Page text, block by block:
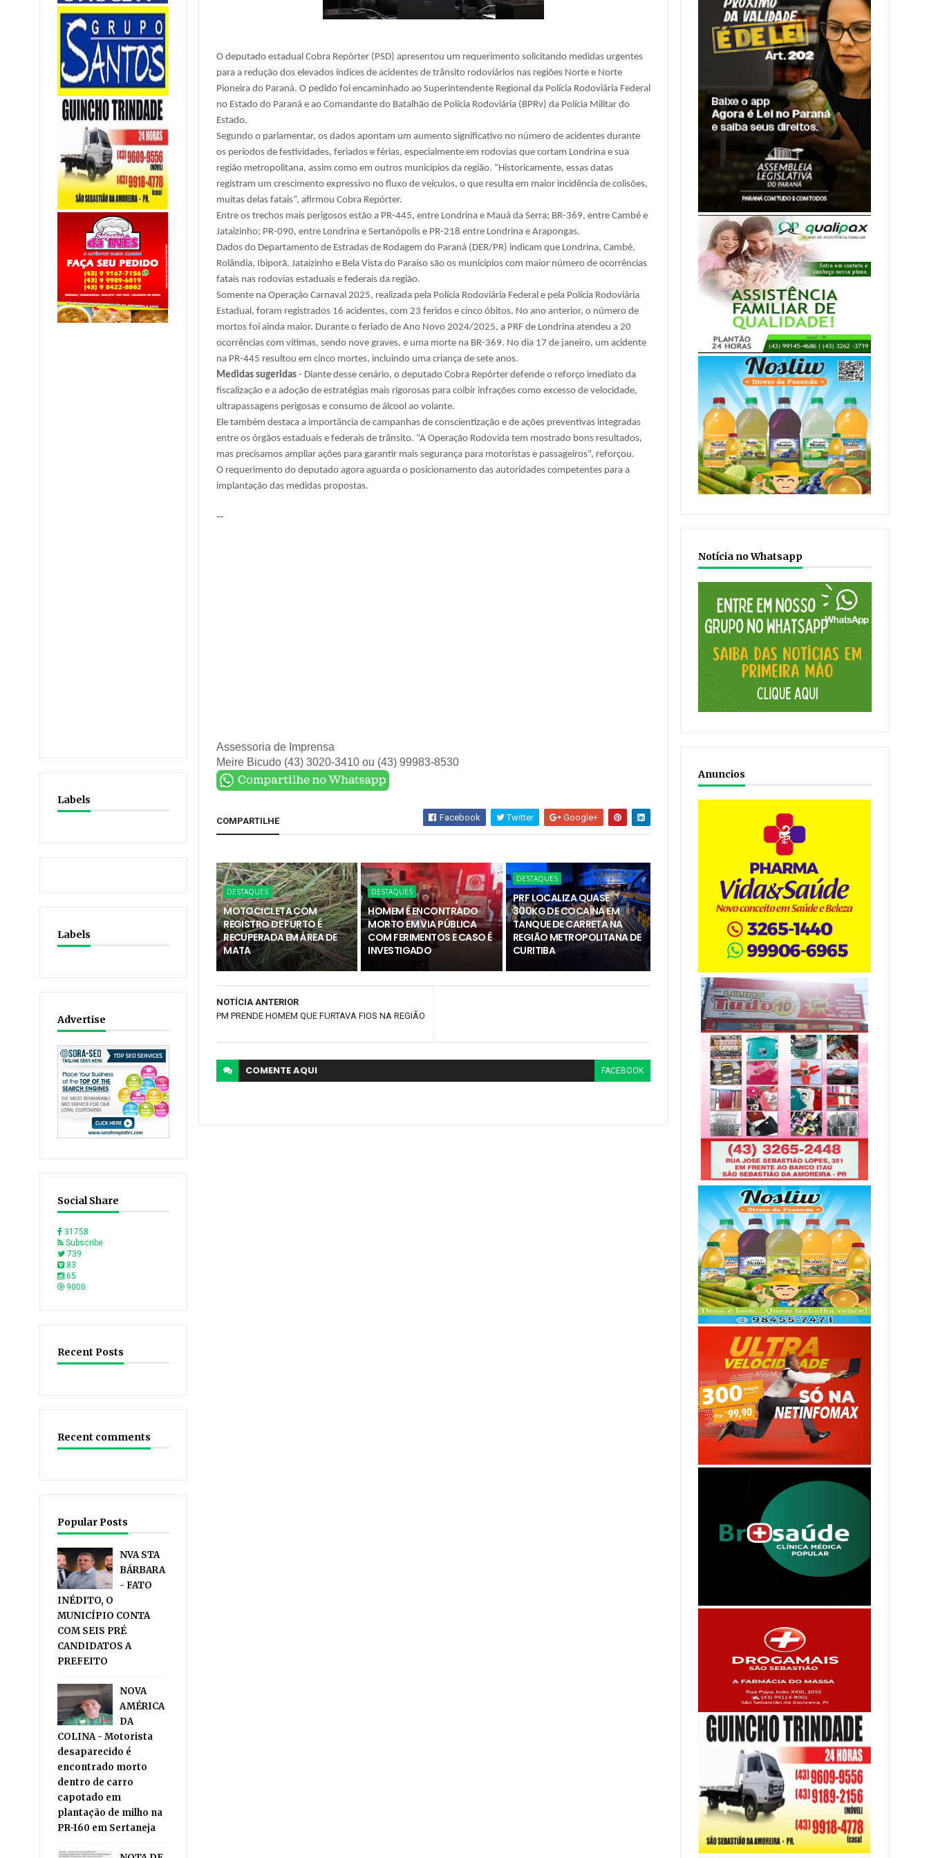
Labels
Labels
Advertise
Social Share
31758
Subscribe
739
83
65
9000
Recent Posts
Recent comments
Popular Posts
NVA STA
BÁRBARA
- FATO
INÉDITO, O
MUNICÍPIO CONTA
COM SEIS PRÉ
CANDIDATOS A
PREFEITO
NOVA
AMÉRICA
DA
COLINA - Motorista
desaparecido é
encontrado morto
dentro de carro
capotado em
plantação de milho na
PR-160 em Sertaneja
O deputado estadual Cobra Repórter (PSD) apresentou um requerimento solicitando medidas urgentes
para a redução dos elevados índices de acidentes de trânsito rodoviários nas regiões Norte e Norte
Pioneira do Paraná. O pedido foi encaminhado ao Superintendente Regional da Polícia Rodoviária Federal
no Estado do Paraná e ao Comandante do Batalhão de Polícia Rodoviária (BPRv) da Polícia Militar do
Estado.
Segundo o parlamentar, os dados apontam um aumento significativo no número de acidentes durante
os períodos de festividades, feriados e férias, especialmente em rodovias que cortam Londrina e sua
região metropolitana, assim como em outros municípios da região. “Historicamente, essas datas
registram um crescimento expressivo no fluxo de veículos, o que resulta em maior incidência de colisões,
muitas delas fatais”, afirmou Cobra Repórter.
Entre os trechos mais perigosos estão a PR-445, entre Londrina e Mauá da Serra; BR-369, entre Cambé e
Jataizinho; PR-090, entre Londrina e Sertanópolis e PR-218 entre Londrina e Arapongas.
Dados do Departamento de Estradas de Rodagem do Paraná (DER/PR) indicam que Londrina, Cambé,
Rolândia, Ibiporã, Jataizinho e Bela Vista do Paraíso são os municípios com maior número de ocorrências
fatais nas rodovias estaduais e federais da região.
Somente na Operação Carnaval 2025, realizada pela Polícia Rodoviária Federal e pela Polícia Rodoviária
Estadual, foram registrados 16 acidentes, com 23 feridos e cinco óbitos. No ano anterior, o número de
mortos foi ainda maior. Durante o feriado de Ano Novo 2024/2025, a PRF de Londrina atendeu a 20
ocorrências com vítimas, sendo nove graves, e uma morte na BR-369. No dia 17 de janeiro, um acidente
na PR-445 resultou em cinco mortes, incluindo uma criança de sete anos.
Medidas sugeridas- Diante desse cenário, o deputado Cobra Repórter defende o reforço imediato da
fiscalização e a adoção de estratégias mais rigorosas para coibir infrações como excesso de velocidade,
ultrapassagens perigosas e consumo de álcool ao volante.
Ele também destaca a importância de campanhas de conscientização e de ações preventivas integradas
entre os órgãos estaduais e federais de trânsito. “A Operação Rodovida tem mostrado bons resultados,
mas precisamos ampliar ações para garantir mais segurança para motoristas e passageiros”, reforçou.
O requerimento do deputado agora aguarda o posicionamento das autoridades competentes para a
implantação das medidas propostas.
--
Assessoria de Imprensa
Meire Bicudo (43) 3020-3410 ou (43) 99983-8530
COMPARTILHE Facebook Twitter Google+
DESTAQUES
MOTOCICLETA COM
REGISTRO DE FURTO É
RECUPERADA EM ÁREA DE
MATA
DESTAQUES
HOMEM É ENCONTRADO
MORTO EM VIA PÚBLICA
COM FERIMENTOS E CASO É
INVESTIGADO
DESTAQUES
PRF LOCALIZA QUASE
300KG DE COCAÍNA EM
TANQUE DE CARRETA NA
REGIÃO METROPOLITANA DE
CURITIBA
NOTÍCIA ANTERIOR
PM PRENDE HOMEM QUE FURTAVA FIOS NA REGIÃO
COMENTEAQUI FACEBOOK
Notícia no Whatsapp
Anuncios